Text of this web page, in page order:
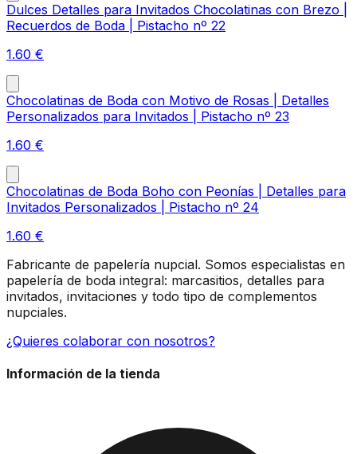
Dulces Detalles para Invitados Chocolatinas con Brezo |
Recuerdos de Boda | Pistacho nº 22
1.60 €
Chocolatinas de Boda con Motivo de Rosas | Detalles
Personalizados para Invitados | Pistacho nº 23
1.60 €
Chocolatinas de Boda Boho con Peonías | Detalles para
Invitados Personalizados | Pistacho nº 24
1.60 €
Fabricante de papelería nupcial. Somos especialistas en
papelería de boda integral: marcasitios, detalles para
invitados, invitaciones y todo tipo de complementos
nupciales.
¿Quieres colaborar con nosotros?
Información de la tienda